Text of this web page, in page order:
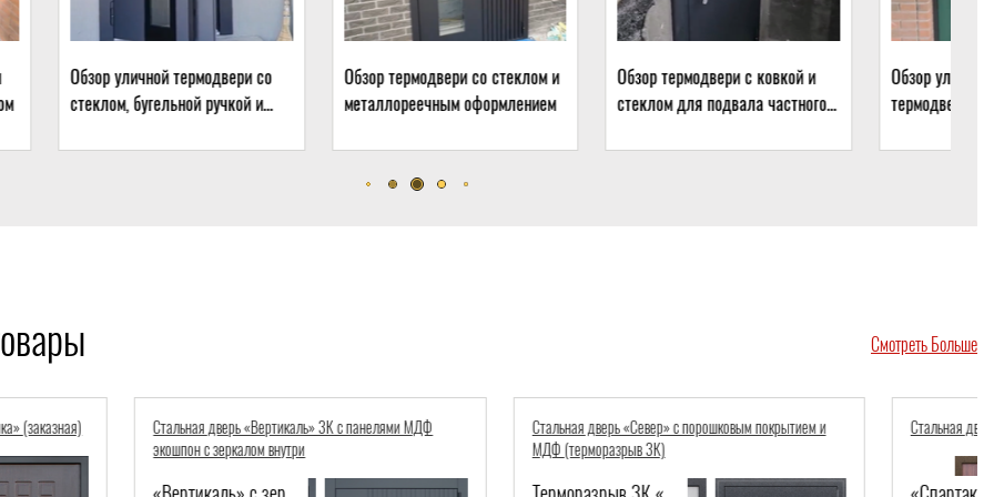
со
ручкой и
Обзор термодвери со стеклом и
металлореечным оформлением
Обзор термодвери с ковкой и
стеклом для подвала частного
Обзор уличной остекленной
термодвери с зеленым
ручкой
Смотреть Больше
3К с панелями МДФ
Стальная дверь «Север» с порошковым покрытием и
МДФ (терморазрыв 3К)
Стальная дверь «Спартак»